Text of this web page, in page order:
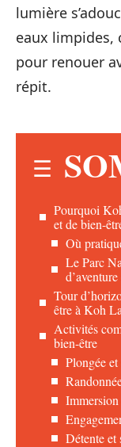
lumière
eaux limpides,
pour renouer
répit.
Pourquoi
et de bien-
Où
Le Parc
Tour
être à Koh
Activités
bien-être
Plongée
Détente et